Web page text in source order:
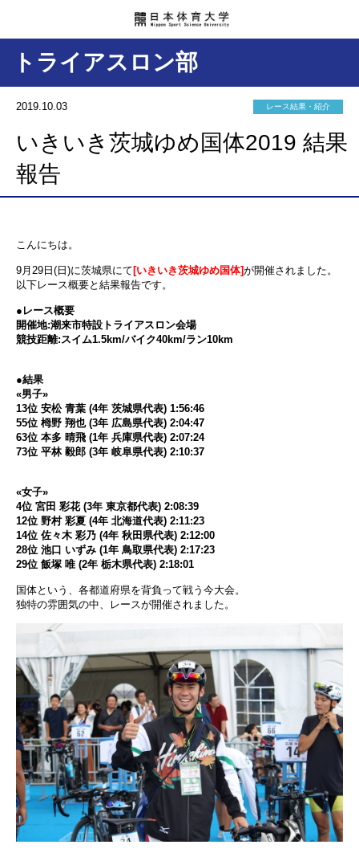
トライアスロン部
2019.10.03 レース結果・紹介
いきいき茨城ゆめ国体2019 結果
報告
こんにちは。
9月29日(日)に茨城県にて [いきいき茨城ゆめ国体]が開催されました。
以下レース概要と結果報告です。
●レース概要
開催地:潮来市特設トライアスロン会場
競技距離:スイム1.5km/バイク40km/ラン10km
●結果
«男子»
13位 安松 青葉 (4年 茨城県代表) 1:56:46
55位 栂野 翔也 (3年 広島県代表) 2:04:47
63位 本多 晴飛 (1年 兵庫県代表) 2:07:24
73位 平林 毅郎 (3年 岐阜県代表) 2:10:37
«女子»
4位 宮田 彩花 (3年 東京都代表) 2:08:39
12位 野村 彩夏 (4年 北海道代表) 2:11:23
14位 佐々木 彩乃 (4年 秋田県代表) 2:12:00
28位 池口 いずみ (1年 鳥取県代表) 2:17:23
29位 飯塚 唯 (2年 栃木県代表) 2:18:01
国体という、各都道府県を背負って戦う今大会。
独特の雰囲気の中、レースが開催されました。